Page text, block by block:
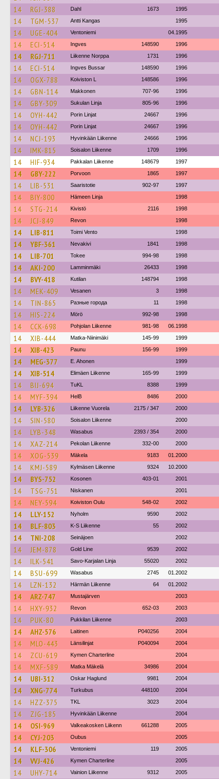
14 RGJ-388 Dahl 1673 1995
14 TGM-537 Antti Kangas 1995
14 UGE-404 Ventoniemi 04.1995
14 ECI-514 Ingves 148590 1996
14 RGJ-711 Liikenne Norppa 1731 1996
14 ECI-514 Ingves Bussar 148590 1996
14 OGX-788 Koiviston L 148586 1996
14 GBN-114 Makkonen 707-96 1996
14 GBY-309 Sukulan Linja 805-96 1996
14 OYH-442 Porin Linjat 24667 1996
14 OYH-442 Porin Linjat 24667 1996
14 NCJ-193 Hyvinkään Liikenne 24666 1996
14 IMK-815 Soisalon Liikenne 1709 1996
14 HIF-934 Pakkalan Liikenne 148679 1997
14 GBY-222 Porvoon 1865 1997
14 LIB-531 Saaristotie 902-97 1997
14 BIY-800 Hämeen Linja 1998
14 STG-214 Kivistö 2116 1998
14 JCJ-849 Revon 1998
14 LIB-811 Toimi Vento 1998
14 YBF-361 Nevakivi 1841 1998
14 LIB-701 Tokee 994-98 1998
14 AKI-200 Lamminmäki 26433 1998
14 BVY-418 Kutilan 148794 1998
14 MEK-409 Vesanen 3 1998
14 TIN-865 Разные города 11 1998
14 HIS-224 Mörö 992-98 1998
14 CCK-698 Pohjolan Liikenne 981-98 06.1998
14 XIB-444 Matka-Niinimäki 145-99 1999
14 XIB-423 Paunu 156-99 1999
14 MEG-377 E. Ahonen 1999
14 XIB-514 Elimäen Liikenne 165-99 1999
14 BIJ-694 TuKL 8388 1999
14 MYF-394 HelB 8486 2000
14 LYB-326 Liikenne Vuorela 2175 / 347 2000
14 SIN-580 Soisalon Liikenne 2000
14 LYB-348 Wasabus 2393 / 354 2000
14 XAZ-214 Pekolan Liikenne 332-00 2000
14 XOG-539 Mäkela 9183 01.2000
14 KMJ-589 Kylmäsen Liikenne 9324 10.2000
14 BYS-752 Kosonen 403-01 2001
14 TSG-751 Niskanen 2001
14 NEY-594 Koiviston Oulu 548-02 2002
14 LLY-152 Nyholm 9590 2002
14 BLF-803 K-S Liikenne 55 2002
14 TNI-208 Seinäjoen 2002
14 JEM-878 Gold Line 9539 2002
14 ILK-541 Savo-Karjalan Linja 55020 2002
14 BSU-699 Wasabus 2745 01.2002
14 LZN-132 Härmän Liikenne 64 01.2002
14 ARZ-747 Mustajärven 2003
14 HXY-932 Revon 652-03 2003
14 PUK-80 Pukkilan Liikenne 2003
14 AHZ-576 Laitinen P040256 2004
14 MLO-443 Länsilinjat P040094 2004
14 ZCU-619 Kymen Charterline 2004
14 MXF-589 Matka Mäkelä 34986 2004
14 UBI-312 Oskar Haglund 9981 2004
14 XNG-774 Turkubus 448100 2004
14 HZZ-375 TKL 3023 2004
14 ZJG-185 Hyvinkään Liikenne 2004
14 OSI-969 Valkeakosken Liikenn 661288 2005
14 CYJ-203 Oubus 2005
14 KLF-306 Ventoniemi 119 2005
14 VVJ-426 Kymen Charterline 2005
14 UHY-714 Vainion Liikenne 9312 2005